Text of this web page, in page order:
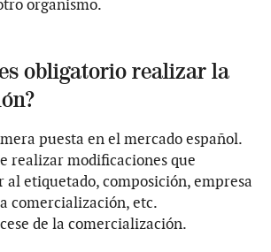
organismo.
es obligatorio realizar la
puesta en el mercado español.
realizar modificaciones que
etiquetado, composición, empresa
comercialización, etc.
de la comercialización.